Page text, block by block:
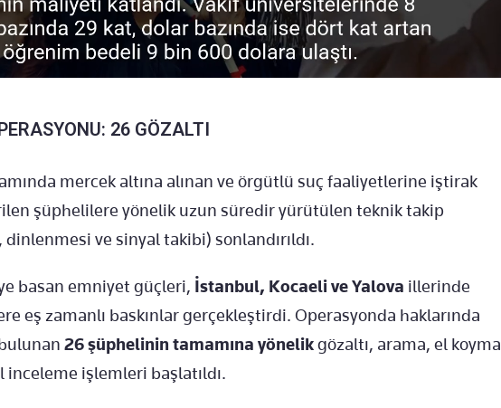
26 GÖZALTI
mercek altına alınan ve örgütlü suç faaliyetlerine iştirak
şüphelilere yönelik uzun süredir yürütülen teknik takip
ve sinyal takibi) sonlandırıldı.
basan emniyet güçleri, İstanbul, Kocaeli ve Yalova illerinde
eş zamanlı baskınlar gerçekleştirdi. Operasyonda haklarında
26 şüphelinin tamamına yönelikgözaltı, arama, el koyma
işlemleri başlatıldı.